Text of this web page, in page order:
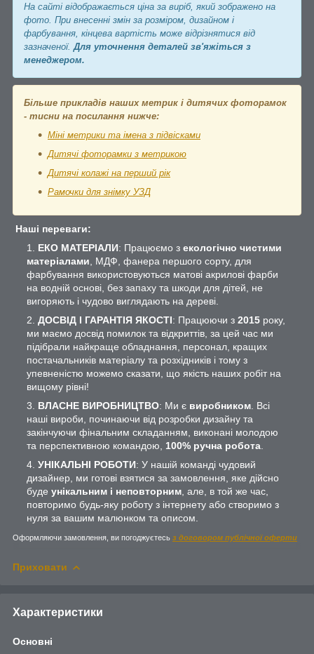
На сайті відображається ціна за виріб, який зображено на
фото. При внесенні змін за розміром, дизайном і
фарбування, кінцева вартість може відрізнятися від
зазначеної. Для уточнення деталей зв'яжіться з
менеджером.
Більше прикладів наших метрик і дитячих фоторамок
- тисни на посилання нижче:
Міні метрики та імена з підвісками
Дитячі фоторамки з метрикою
Дитячі колажі на перший рік
Рамочки для знімку УЗД
Наші переваги:
ЕКО МАТЕРІАЛИ: Працюємо з екологічно чистими
матеріалами , МДФ, фанера першого сорту, для
фарбування використовуються матові акрилові фарби
на водній основі, без запаху та шкоди для дітей, не
вигоряють і чудово виглядають на дереві.
ДОСВІД І ГАРАНТІЯ ЯКОСТІ: Працюючи з 2015 року,
ми маємо досвід помилок та відкриттів, за цей час ми
підібрали найкраще обладнання, персонал, кращих
постачальників матеріалу та розхідників і тому з
упевненістю можемо сказати, що якість наших робіт на
вищому рівні!
ВЛАСНЕ ВИРОБНИЦТВО: Ми є виробником . Всі
наші вироби, починаючи від розробки дизайну та
закінчуючи фінальним складанням, виконані молодою
та перспективною командою, 100% ручна робота
УНІКАЛЬНІ РОБОТИ: У нашій команді чудовий
дизайнер, ми готові взятися за замовлення, яке дійсно
буде унікальним і неповторним , але, в той же час,
повторимо будь-яку роботу з інтернету або створимо з
нуля за вашим малюнком та описом.
Оформляючи замовлення, ви погоджуєтесь з договором публічної оферти
Приховати
Характеристики
Основні